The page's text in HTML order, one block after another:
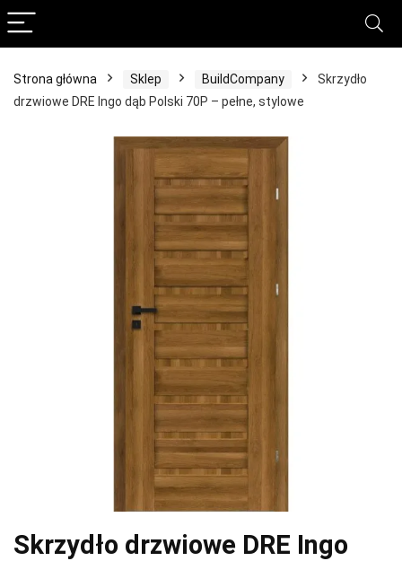
Strona główna Sklep BuildCompany
Skrzydło
drzwiowe DRE Ingo dąb Polski 70P – pełne, stylowe
Skrzydło drzwiowe DRE Ingo